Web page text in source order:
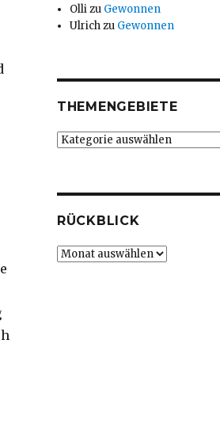
Ollizu Gewonnen
Ulrichzu Gewonnen
THEMENGEBIETE
Themengebiete
RÜCKBLICK
Rückblick